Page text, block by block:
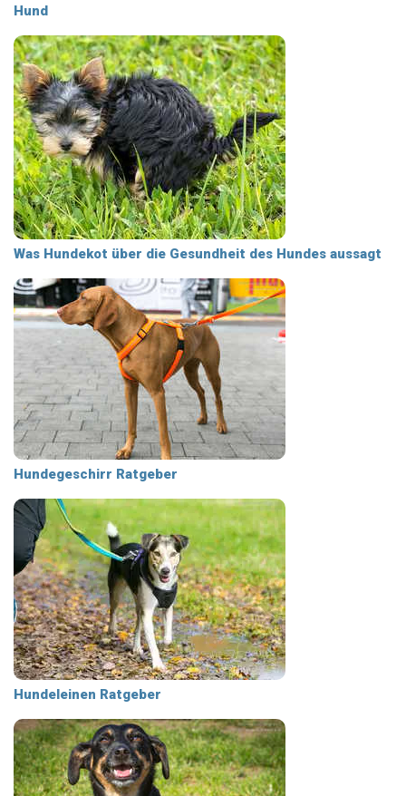
Hund
Was Hundekot über die Gesundheit des Hundes aussagt
Hundegeschirr Ratgeber
Hundeleinen Ratgeber